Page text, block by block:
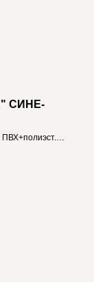
СИНЕ-